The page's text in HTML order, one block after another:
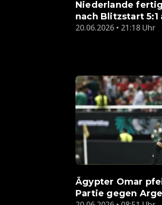
Niederlande
nach Blitzstart 5:1
20.06.2026 • 21:18 Uhr
Ägypter Omar
Partie gegen